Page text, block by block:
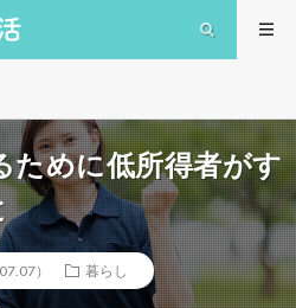
ために低所得者がす
） 暮らし